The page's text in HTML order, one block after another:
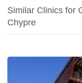
Similar Clinics for
Chypre